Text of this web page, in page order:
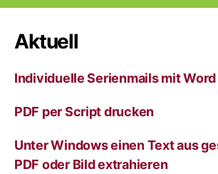
Aktuell
Individuelle Serienmails mit
PDF per Script drucken
Unter Windows einen Text aus
PDF oder Bild extrahieren